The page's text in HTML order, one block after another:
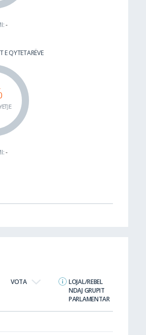
-
E QYTETARËVE
-
VOTA
LOJAL/REBEL
NDAJ GRUPIT
PARLAMENTAR